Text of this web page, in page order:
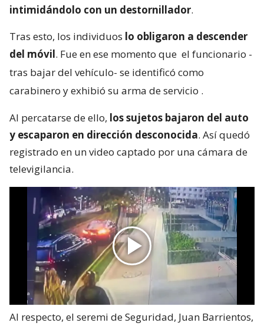
intimidándolo con un destornillador.
Tras esto, los individuos lo obligaron a descender
del móvil. Fue en ese momento que el funcionario -
tras bajar del vehículo- se identificó como
carabinero y exhibió su arma de servicio .
Al percatarse de ello, los sujetos bajaron del auto
y escaparon en dirección desconocida. Así quedó
registrado en un video captado por una cámara de
televigilancia.
Al respecto, el seremi de Seguridad, Juan Barrientos,